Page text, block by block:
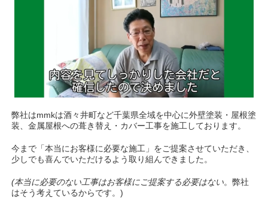
弊社はmmkは酒々井町など千葉県全域を中心に外壁塗装・屋根塗
装、金属屋根への葺き替え・カバー工事を施工しております。
今まで「本当にお客様に必要な施工」をご提案させていただき、
少しでも喜んでいただけるよう取り組んできました。
(本当に必要のない工事はお客様にご提案する必要はない。弊社
はそう考えているからです。)